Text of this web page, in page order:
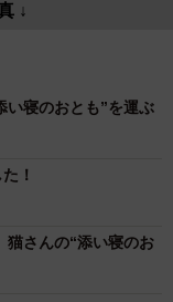
↓
い寝のおとも”を運ぶ
！
猫さんの“添い寝のお